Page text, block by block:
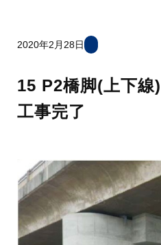
2020年2月28日
15 P2橋脚(上下線
工事完了